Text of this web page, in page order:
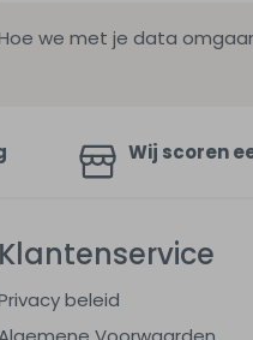
we met je data
Wij scoren
Klantenservice
beleid